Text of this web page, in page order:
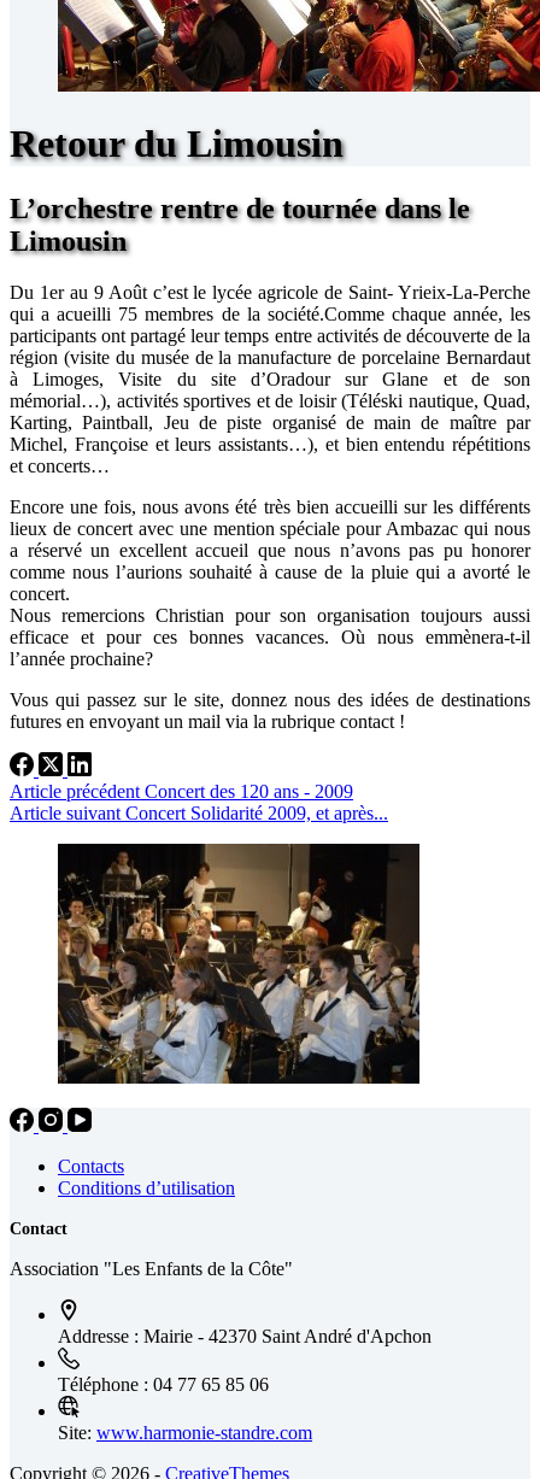
Retour du Limousin
L’orchestre rentre de tournée dans le
Limousin
Du 1er au 9 Août c’est le lycée agricole de Saint- Yrieix-La-Perche
qui a acueilli 75 membres de la société.Comme chaque année, les
participants ont partagé leur temps entre activités de découverte de la
région (visite du musée de la manufacture de porcelaine Bernardaut
à Limoges, Visite du site d’Oradour sur Glane et de son
mémorial…), activités sportives et de loisir (Téléski nautique, Quad,
Karting, Paintball, Jeu de piste organisé de main de maître par
Michel, Françoise et leurs assistants…), et bien entendu répétitions
et concerts…
Encore une fois, nous avons été très bien accueilli sur les différents
lieux de concert avec une mention spéciale pour Ambazac qui nous
a réservé un excellent accueil que nous n’avons pas pu honorer
comme nous l’aurions souhaité à cause de la pluie qui a avorté le
concert.
Nous remercions Christian pour son organisation toujours aussi
efficace et pour ces bonnes vacances. Où nous emmènera-t-il
l’année prochaine?
Vous qui passez sur le site, donnez nous des idées de destinations
futures en envoyant un mail via la rubrique contact !
Article précédent Concert des 120 ans - 2009
Article suivant Concert Solidarité 2009, et après...
Contacts
Conditions d’utilisation
Contact
Association "Les Enfants de la Côte"
Addresse : Mairie - 42370 Saint André d'Apchon
Téléphone : 04 77 65 85 06
Site: www.harmonie-standre.com
Copyright © 2026 - CreativeThemes